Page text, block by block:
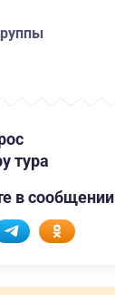
тура
в сообщении